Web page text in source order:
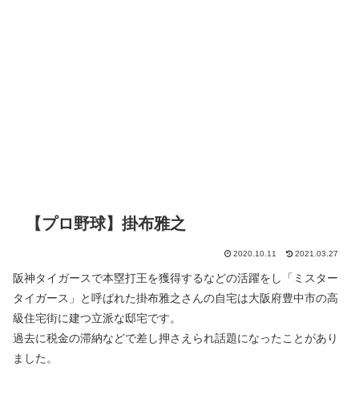
【プロ野球】掛布雅之
2020.10.11 2021.03.27
阪神タイガースで本塁打王を獲得するなどの活躍をし「ミスター
タイガース」と呼ばれた掛布雅之さんの自宅は大阪府豊中市の高
級住宅街に建つ立派な邸宅です。
過去に税金の滞納などで差し押さえられ話題になったことがあり
ました。